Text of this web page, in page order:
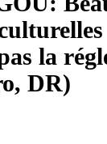
la
DR)